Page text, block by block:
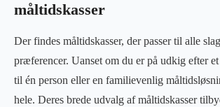
måltidskasser
Der findes måltidskasser, der passer til alle
præferencer. Uanset om du er på udkig efter
til én person eller en familievenlig
hele. Deres brede udvalg af måltidskasser